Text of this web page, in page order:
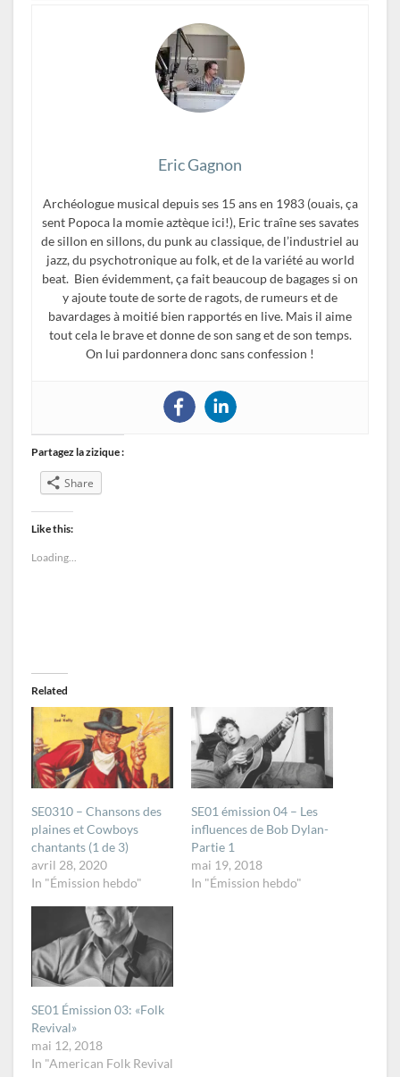
Eric Gagnon
Archéologue musical depuis ses 15 ans en 1983 (ouais, ça
sent Popoca la momie aztèque ici!), Eric traîne ses savates
de sillon en sillons, du punk au classique, de l’industriel au
jazz, du psychotronique au folk, et de la variété au world
beat. Bien évidemment, ça fait beaucoup de bagages si on
y ajoute toute de sorte de ragots, de rumeurs et de
bavardages à moitié bien rapportés en live. Mais il aime
tout cela le brave et donne de son sang et de son temps.
On lui pardonnera donc sans confession !
Partagez la zizique :
Share
Like this:
Loading...
Related
SE0310 – Chansons des
plaines et Cowboys
chantants (1 de 3)
avril 28, 2020
In "Émission hebdo"
SE01 émission 04 – Les
influences de Bob Dylan-
Partie 1
mai 19, 2018
In "Émission hebdo"
SE01 Émission 03: «Folk
Revival»
mai 12, 2018
In "American Folk Revival